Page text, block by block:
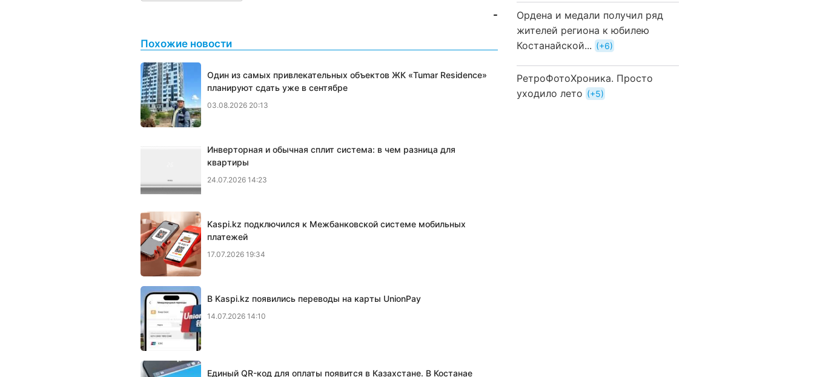
-
Похожие новости
Один из самых привлекательных объектов ЖК «Tumar Residence»
планируют сдать уже в сентябре
03.08.2026 20:13
Инверторная и обычная сплит система: в чем разница для
квартиры
24.07.2026 14:23
Kaspi.kz подключился к Межбанковской системе мобильных
платежей
17.07.2026 19:34
В Kaspi.kz появились переводы на карты UnionPay
14.07.2026 14:10
Единый QR-код для оплаты появится в Казахстане. В Костанае
Ордена и медали получил ряд
жителей региона к юбилею
Костанайской...
+6
РетроФотоХроника. Просто
уходило лето
+5